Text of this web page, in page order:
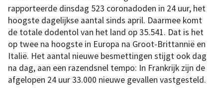
rapporteerde dinsdag 523 coronadoden in 24 uur, het
hoogste dagelijkse aantal sinds april. Daarmee komt
de totale dodentol van het land op 35.541. Dat is het
op twee na hoogste in Europa na Groot-Brittannië en
Italië. Het aantal nieuwe besmettingen stijgt ook dag
na dag, aan een razendsnel tempo: In Frankrijk zijn de
afgelopen 24 uur 33.000 nieuwe gevallen vastgesteld.